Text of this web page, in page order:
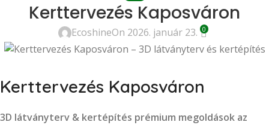
Kerttervezés Kaposváron
EcoshineOn 2026. január 23. 0
Kerttervezés Kaposváron
3D látványterv & kertépítés prémium megoldások az